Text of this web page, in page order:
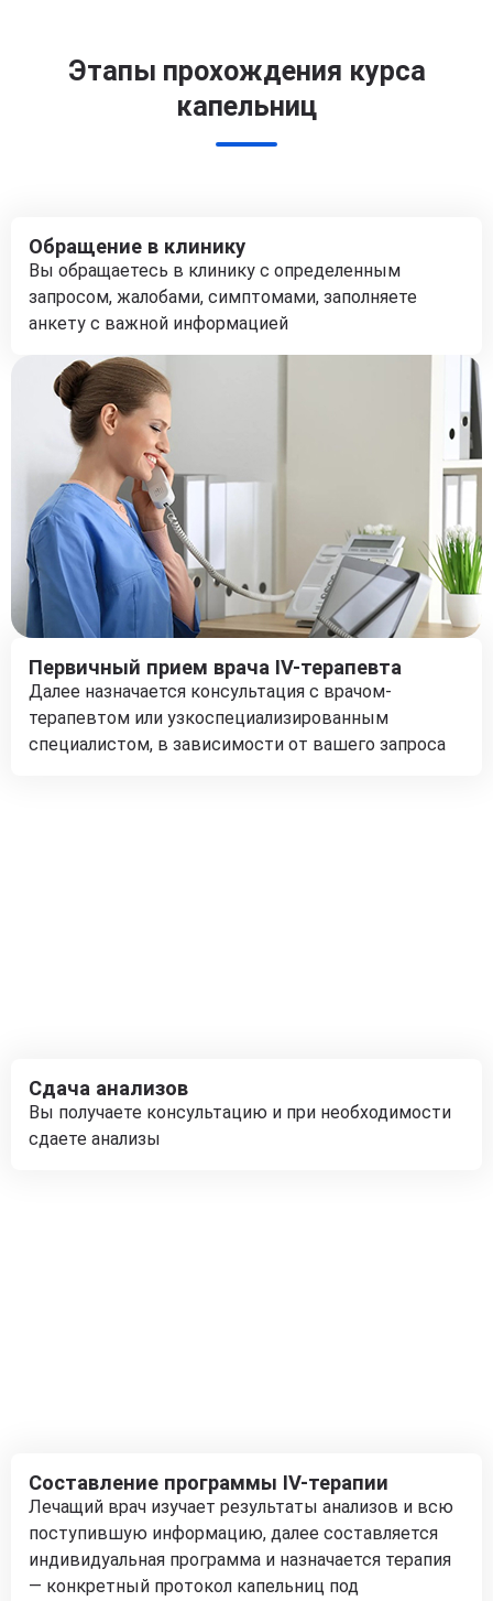
Этапы прохождения курса
капельниц
Обращение в клинику
Вы обращаетесь в клинику с определенным
запросом, жалобами, симптомами, заполняете
анкету с важной информацией
Первичный прием врача IV-терапевта
Далее назначается консультация с врачом-
терапевтом или узкоспециализированным
специалистом, в зависимости от вашего запроса
Сдача анализов
Вы получаете консультацию и при необходимости
сдаете анализы
Составление программы IV-терапии
Лечащий врач изучает результаты анализов и всю
поступившую информацию, далее составляется
индивидуальная программа и назначается терапия
— конкретный протокол капельниц под